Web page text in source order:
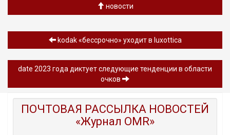
новости
kodak «бессрочно» уходит в luxottica
date 2023 года диктует следующие тенденции в области
очков
ПОЧТОВАЯ РАССЫЛКА НОВОСТЕЙ
«Журнал OMR»